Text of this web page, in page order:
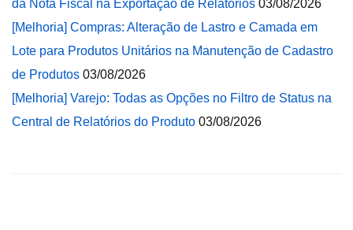
da Nota Fiscal na Exportação de Relatórios 03/08/2026
[Melhoria] Compras: Alteração de Lastro e Camada em
Lote para Produtos Unitários na Manutenção de Cadastro
de Produtos 03/08/2026
[Melhoria] Varejo: Todas as Opções no Filtro de Status na
Central de Relatórios do Produto 03/08/2026